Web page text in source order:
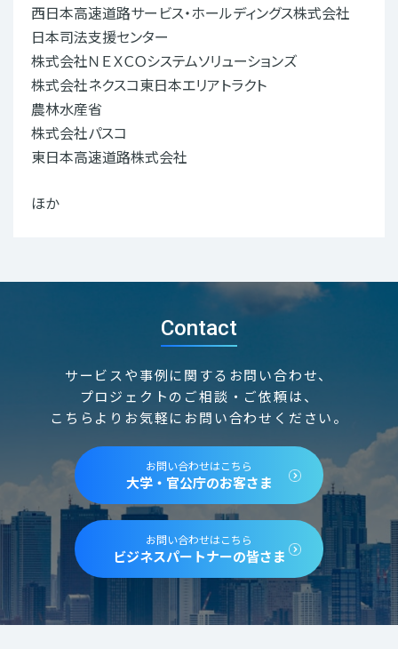
西日本高速道路サービス・ホールディングス株式会社
日本司法支援センター
株式会社ＮＥＸＣＯシステムソリューションズ
株式会社ネクスコ東日本エリアトラクト
農林水産省
株式会社パスコ
東日本高速道路株式会社
ほか
Contact
サービスや事例に関するお問い合わせ、
プロジェクトのご相談・ご依頼は、
こちらよりお気軽にお問い合わせください。
お問い合わせはこちら
大学・官公庁のお客さま
お問い合わせはこちら
ビジネスパートナーの皆さま